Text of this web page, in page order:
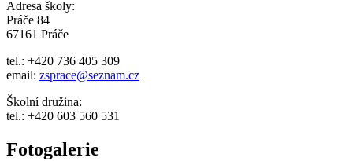
Adresa školy:
Práče 84
67161 Práče
tel.: +420 736 405 309
email: zsprace@seznam.cz
Školní družina:
tel.: +420 603 560 531
Fotogalerie